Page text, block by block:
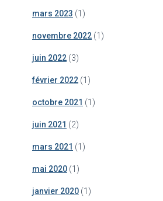
mars 2023 (1)
novembre 2022 (1)
juin 2022 (3)
février 2022 (1)
octobre 2021 (1)
juin 2021 (2)
mars 2021 (1)
mai 2020 (1)
janvier 2020 (1)